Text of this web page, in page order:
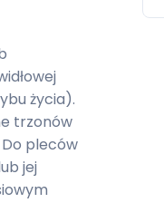
życia).
trzonów
pleców
jej